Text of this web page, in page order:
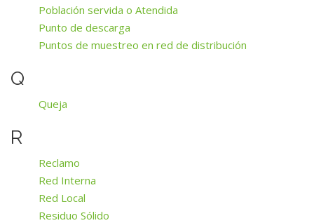
Población servida o Atendida
Punto de descarga
Puntos de muestreo en red de distribución
Q
Queja
R
Reclamo
Red Interna
Red Local
Residuo Sólido